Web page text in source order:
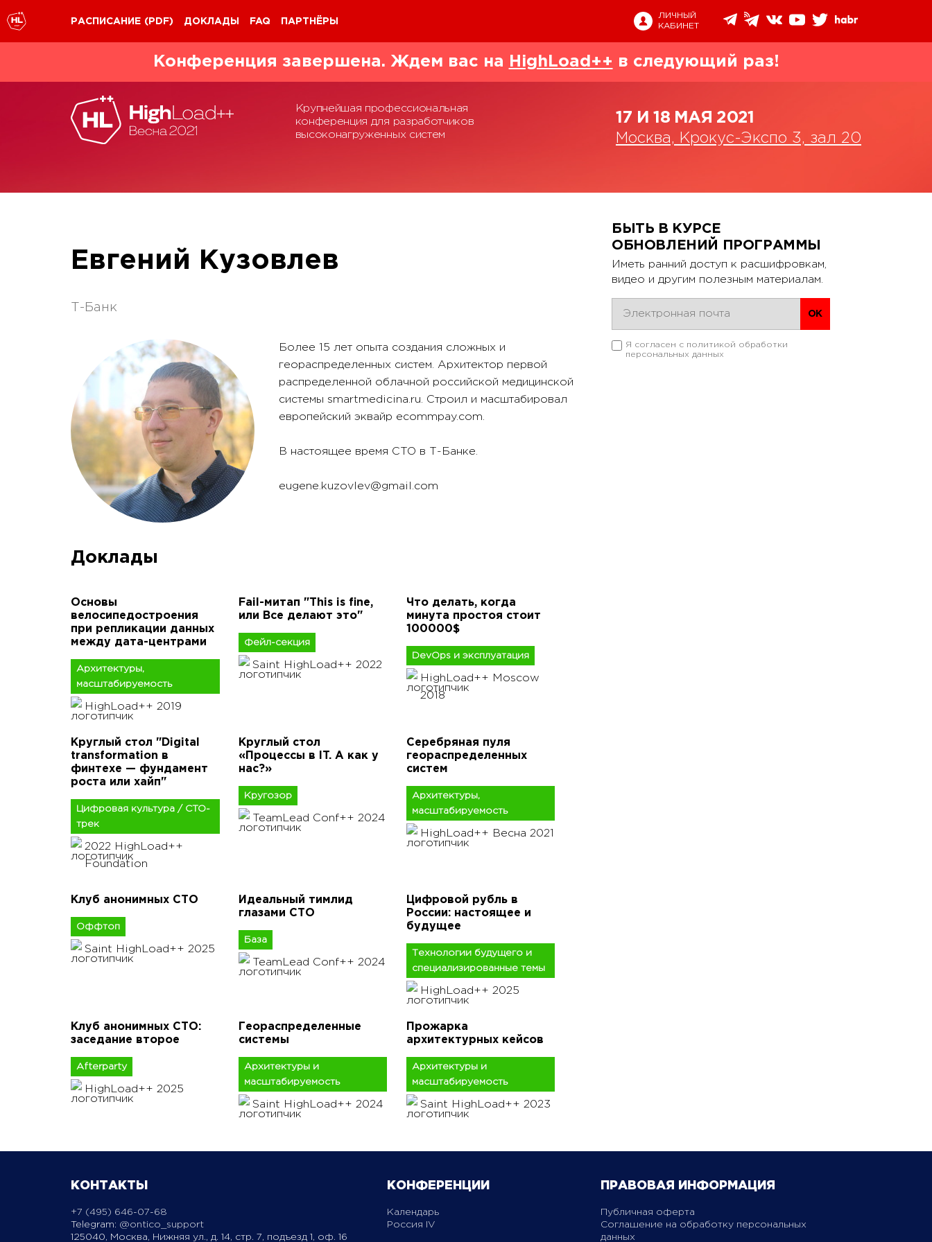
РАСПИСАНИЕ (PDF) ДОКЛАДЫ FAQ ПАРТНЁРЫ
ЛИЧНЫЙ
КАБИНЕТ
Конференция завершена. Ждем вас на HighLoad++ в следующий раз!
Крупнейшая профессиональная
конференция для разработчиков
высоконагруженных систем
17 И 18 МАЯ 2021
Москва, Крокус-Экспо 3, зал 20
Евгений Кузовлев
Т-Банк
Более 15 лет опыта создания сложных и
геораспределенных систем. Архитектор первой
распределенной облачной российской медицинской
системы smartmedicina.ru. Строил и масштабировал
европейский эквайр ecommpay.com.
В настоящее время CTO в Т-Банке.
eugene.kuzovlev@gmail.com
Доклады
Основы
велосипедостроения
при репликации данных
между дата-центрами
Архитектуры,
масштабируемость
HighLoad++ 2019
Fail-митап "This is fine,
или Все делают это"
Фейл-секция
Saint HighLoad++ 2022
Что делать, когда
минута простоя стоит
100000$
DevOps и эксплуатация
HighLoad++ Moscow
2018
Круглый стол "Digital
transformation в
финтехе — фундамент
роста или хайп"
Цифровая культура / CTO-
трек
2022 HighLoad++
Foundation
Круглый стол
«Процессы в IT. А как у
нас?»
Кругозор
TeamLead Conf++ 2024
Серебряная пуля
геораспределенных
систем
Архитектуры,
масштабируемость
HighLoad++ Весна 2021
Клуб анонимных СТО
Оффтоп
Saint HighLoad++ 2025
Идеальный тимлид
глазами СТО
База
TeamLead Conf++ 2024
Цифровой рубль в
России: настоящее и
будущее
Технологии будущего и
специализированные темы
HighLoad++ 2025
Клуб анонимных CTO:
заседание второе
Afterparty
HighLoad++ 2025
Геораспределенные
системы
Архитектуры и
масштабируемость
Saint HighLoad++ 2024
Прожарка
архитектурных кейсов
Архитектуры и
масштабируемость
Saint HighLoad++ 2023
БЫТЬ В КУРСЕ
ОБНОВЛЕНИЙ ПРОГРАММЫ
Иметь ранний доступ к расшифровкам,
видео и другим полезным материалам.
Я согласен с политикой обработки
персональных данных
КОНТАКТЫ
+7 (495) 646-07-68
Telegram: @ontico_support
125040, Москва, Нижняя ул., д. 14, стр. 7, подъезд 1, оф. 16
КОНФЕРЕНЦИИ
Календарь
Россия IV
ПРАВОВАЯ ИНФОРМАЦИЯ
Публичная оферта
Соглашение на обработку персональных
данных